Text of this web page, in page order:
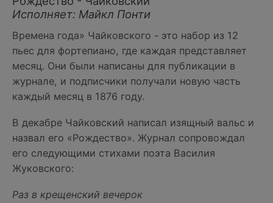
Исполняет: Майкл Понти
Времена года» Чайковского - это набор из 12
пьес для фортепиано, где каждая представляет
месяц. Они были написаны для публикации в
журнале, и подписчики получали новую часть
каждый месяц в 1876 году.
В декабре Чайковский написал изящный вальс и
назвал его «Рождество». Журнал сопровождал
его следующими стихами поэта Василия
Жуковского:
Раз в крещенский вечерок